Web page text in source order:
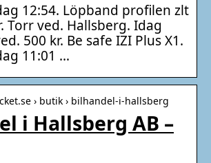
12:54. Löpband profilen zlt
Torr ved. Hallsberg. Idag
500 kr. Be safe IZI Plus X1.
11:01 …
› butik › bilhandel-i-hallsberg
i Hallsberg AB –